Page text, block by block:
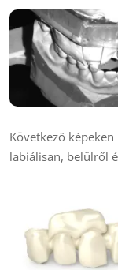
Következő
labiálisan, belülről